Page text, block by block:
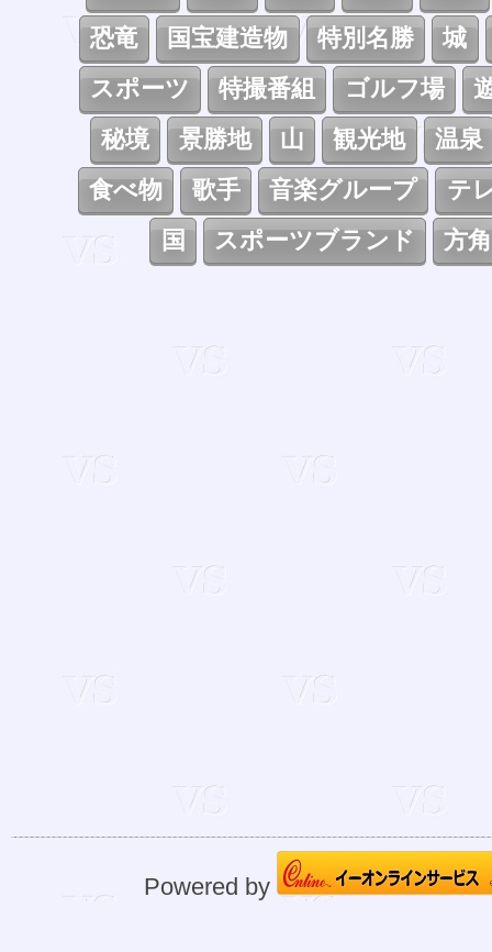
恐竜
国宝建造物 特別名勝
城
スポーツ
特撮番組 ゴルフ場
秘境
景勝地 山 観光地
温泉
食べ物
歌手 音楽グループ
テ
国
スポーツブランド 方角
Powered by